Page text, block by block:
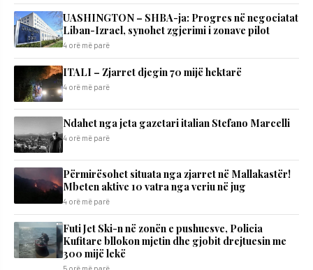
UASHINGTON – SHBA-ja: Progres në negociatat
Liban-Izrael, synohet zgjerimi i zonave pilot
4 orë më parë
ITALI – Zjarret djegin 70 mijë hektarë
4 orë më parë
Ndahet nga jeta gazetari italian Stefano Marcelli
4 orë më parë
Përmirësohet situata nga zjarret në Mallakastër!
Mbeten aktive 10 vatra nga veriu në jug
4 orë më parë
Futi Jet Ski-n në zonën e pushuesve, Policia
Kufitare bllokon mjetin dhe gjobit drejtuesin me
300 mijë lekë
5 orë më parë